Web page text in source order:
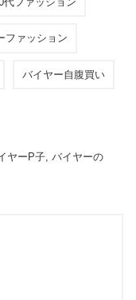
ファッション
バイヤー自腹買い
ヤーP子, バイヤーの